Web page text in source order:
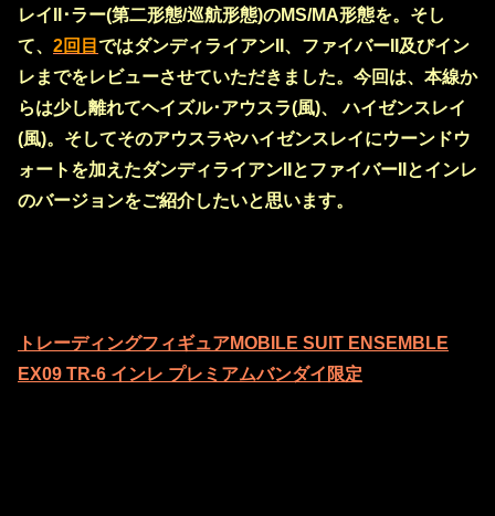
レイII･ラー(第二形態/巡航形態)のMS/MA形態を。そし
て、 2回目 ではダンディライアンII、ファイバーII及びイン
レまでをレビューさせていただきました。今回は、本線か
らは少し離れてヘイズル･アウスラ(風)、 ハイゼンスレイ
(風)。そしてそのアウスラやハイゼンスレイにウーンドウ
ォートを加えたダンディライアンIIとファイバーIIとインレ
のバージョンをご紹介したいと思います。
トレーディングフィギュアMOBILE SUIT ENSEMBLE
EX09 TR-6 インレ プレミアムバンダイ限定